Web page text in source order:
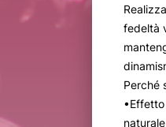
fedeltà
Perché